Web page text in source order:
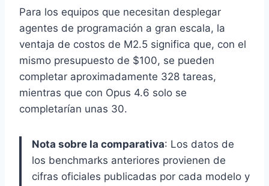
Para los equipos que necesitan desplegar
agentes de programación a gran escala, la
ventaja de costos de M2.5 significa que, con el
mismo presupuesto de $100, se pueden
completar aproximadamente 328 tareas,
mientras que con Opus 4.6 solo se
completarían unas 30.
Nota sobre la comparativa: Los datos de
los benchmarks anteriores provienen de
cifras oficiales publicadas por cada modelo y